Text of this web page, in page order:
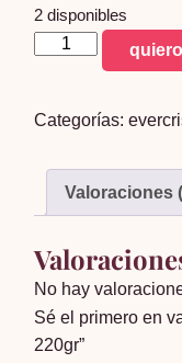
2 disponibles
evercrisp
dulce
Categorías:
Valoraciones
No hay
Sé el primero en
220gr”